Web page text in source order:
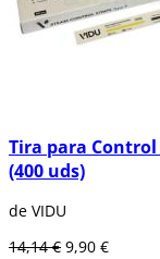
Tira para
(400 uds)
de VIDU
14,14 € 9,90 €